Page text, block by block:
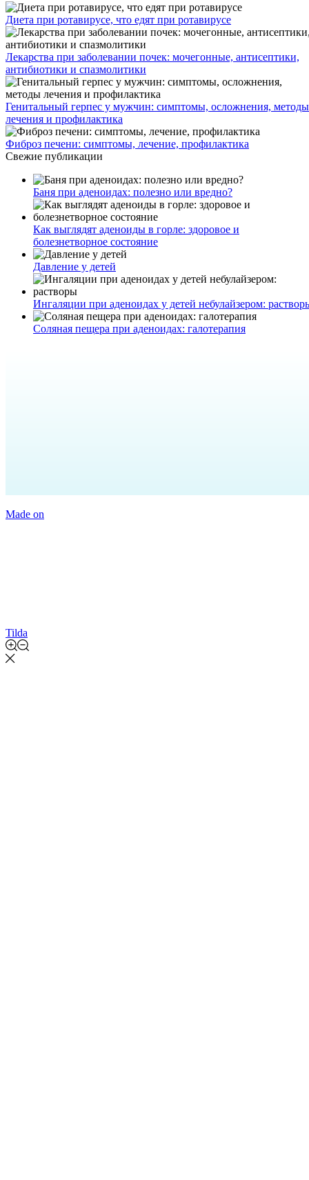
Диета при ротавирусе, что едят при ротавирусе
Лекарства при заболевании почек: мочегонные, антисептики,
антибиотики и спазмолитики
Генитальный герпес у мужчин: симптомы, осложнения, методы
лечения и профилактика
Фиброз печени: симптомы, лечение, профилактика
Свежие публикации
Баня при аденоидах: полезно или вредно?
Как выглядят аденоиды в горле: здоровое и
болезнетворное состояние
Давление у детей
Ингаляции при аденоидах у детей небулайзером:
Соляная пещера при аденоидах: галотерапия
Made on
Tilda